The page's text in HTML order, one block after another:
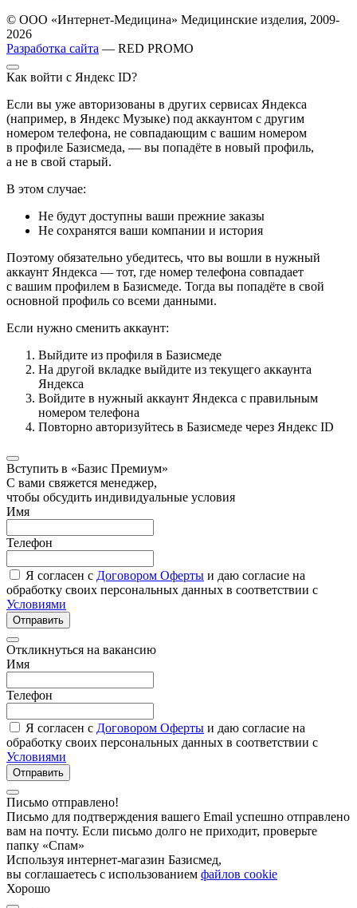
© ООО «Интернет-Медицина» Медицинские изделия, 2009-
2026
Разработка сайта — RED PROMO
Как войти с Яндекс ID?
Если вы уже авторизованы в других сервисах Яндекса
(например, в Яндекс Музыке) под аккаунтом с другим
номером телефона, не совпадающим с вашим номером
в профиле Базисмеда, — вы попадёте в новый профиль,
а не в свой старый.
В этом случае:
Не будут доступны ваши прежние заказы
Не сохранятся ваши компании и история
Поэтому обязательно убедитесь, что вы вошли в нужный
аккаунт Яндекса — тот, где номер телефона совпадает
с вашим профилем в Базисмеде. Тогда вы попадёте в свой
основной профиль со всеми данными.
Если нужно сменить аккаунт:
Выйдите из профиля в Базисмеде
На другой вкладке выйдите из текущего аккаунта
Яндекса
Войдите в нужный аккаунт Яндекса с правильным
номером телефона
Повторно авторизуйтесь в Базисмеде через Яндекс ID
Вступить в «Базис Премиум»
С вами свяжется менеджер,
чтобы обсудить индивидуальные условия
Имя
Телефон
Я согласен с Договором Оферты и даю согласие на
обработку своих персональных данных в соответствии с
Условиями
Отправить
Откликнуться на вакансию
Имя
Телефон
Я согласен с Договором Оферты и даю согласие на
обработку своих персональных данных в соответствии с
Условиями
Отправить
Письмо отправлено!
Письмо для подтверждения вашего Email успешно отправлено
вам на почту. Если письмо долго не приходит, проверьте
папку «Спам»
Используя интернет-магазин Базисмед,
вы соглашаетесь с использованием файлов cookie
Хорошо